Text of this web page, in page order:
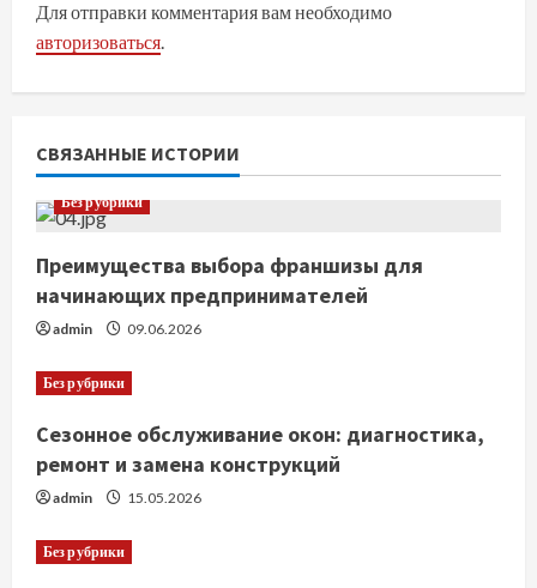
и
ч
т
е
н
и
е
Для отправки комментария вам необходимо
авторизоваться.
СВЯЗАННЫЕ ИСТОРИИ
Без рубрики
Преимущества выбора франшизы для
начинающих предпринимателей
admin 09.06.2026
Без рубрики
Сезонное обслуживание окон: диагностика,
ремонт и замена конструкций
admin 15.05.2026
Без рубрики